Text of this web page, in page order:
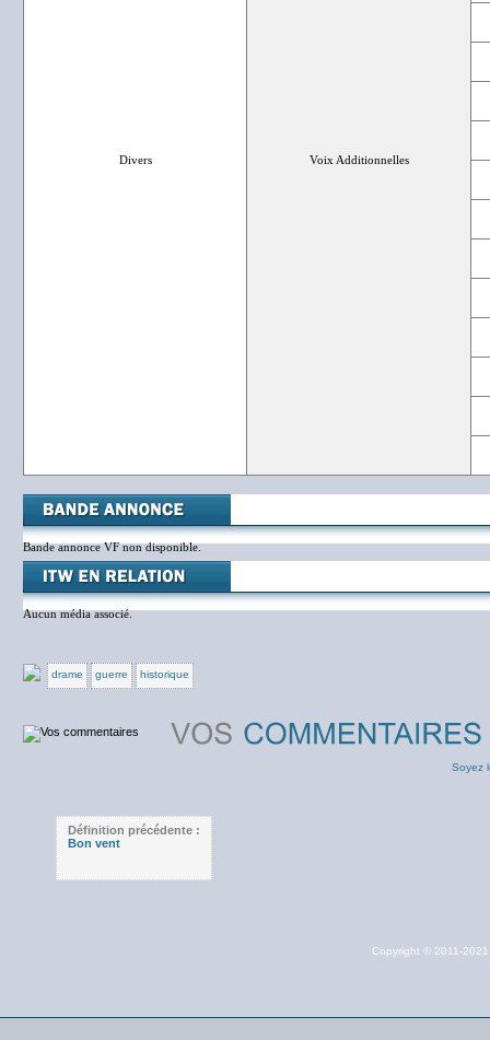
Divers Voix Additionnelles
Bande annonce VF non disponible.
Aucun média associé.
drame guerre historique
Soyez
Définition précédente :
Bon vent
Copyright © 2011-